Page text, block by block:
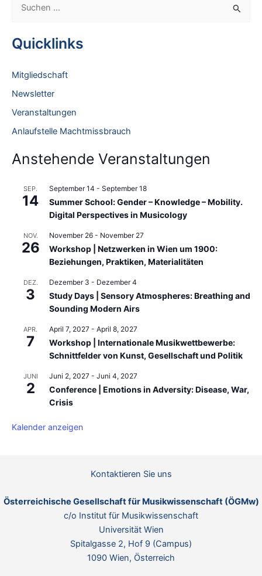
h
c
h
Quicklinks
Mitgliedschaft
Newsletter
Veranstaltungen
Anlaufstelle Machtmissbrauch
Anstehende Veranstaltungen
SEP.
14
September 14 - September 18
Summer School: Gender – Knowledge – Mobility.
Digital Perspectives in Musicology
NOV.
26
November 26 - November 27
Workshop | Netzwerken in Wien um 1900:
Beziehungen, Praktiken, Materialitäten
DEZ.
3
Dezember 3 - Dezember 4
Study Days | Sensory Atmospheres: Breathing and
Sounding Modern Airs
APR.
7
April 7, 2027 - April 8, 2027
Workshop | Internationale Musikwettbewerbe:
Schnittfelder von Kunst, Gesellschaft und Politik
JUNI
2
Juni 2, 2027 - Juni 4, 2027
Conference | Emotions in Adversity: Disease, War,
Crisis
Kalender anzeigen
Kontaktieren Sie uns
Österreichische Gesellschaft für Musikwissenschaft (ÖGMw)
c/o Institut für Musikwissenschaft
Universität Wien
Spitalgasse 2, Hof 9 (Campus)
1090 Wien, Österreich